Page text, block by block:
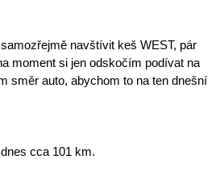
navštívit keš WEST, pár
moment si jen odskočím podívat na
směr auto, abychom to na ten dnešní
cca 101 km.